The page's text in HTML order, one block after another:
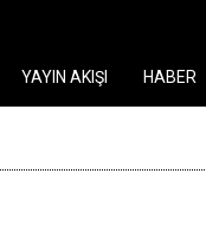
YAYIN AKIŞI HABER